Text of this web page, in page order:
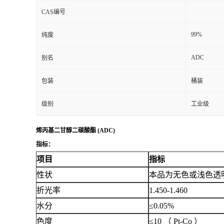
CAS编号
纯度 99%
别名 ADC
包装 桶装
级别 工业级
烯丙基二甘醇二碳酸酯 (ADC)
指标：
项目
指标
性状
本品为无色或浅色透
折光率
1.450-1.460
水分
≤0.05%
色度
≤10 （ Pt-Co ）